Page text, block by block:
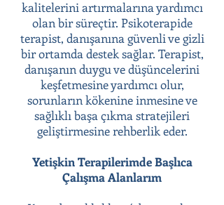
kalitelerini artırmalarına yardımcı
olan bir süreçtir. Psikoterapide
terapist, danışanına güvenli ve gizli
bir ortamda destek sağlar. Terapist,
danışanın duygu ve düşüncelerini
keşfetmesine yardımcı olur,
sorunların kökenine inmesine ve
sağlıklı başa çıkma stratejileri
geliştirmesine rehberlik eder.
Yetişkin Terapilerimde Başlıca
Çalışma Alanlarım